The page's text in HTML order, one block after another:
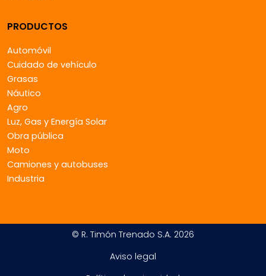
PRODUCTOS
Automóvil
Cuidado de vehículo
Grasas
Náutico
Agro
Luz, Gas y Energía Solar
Obra pública
Moto
Camiones y autobuses
Industria
© R. Timón Trenado S.A. 2026
Aviso legal